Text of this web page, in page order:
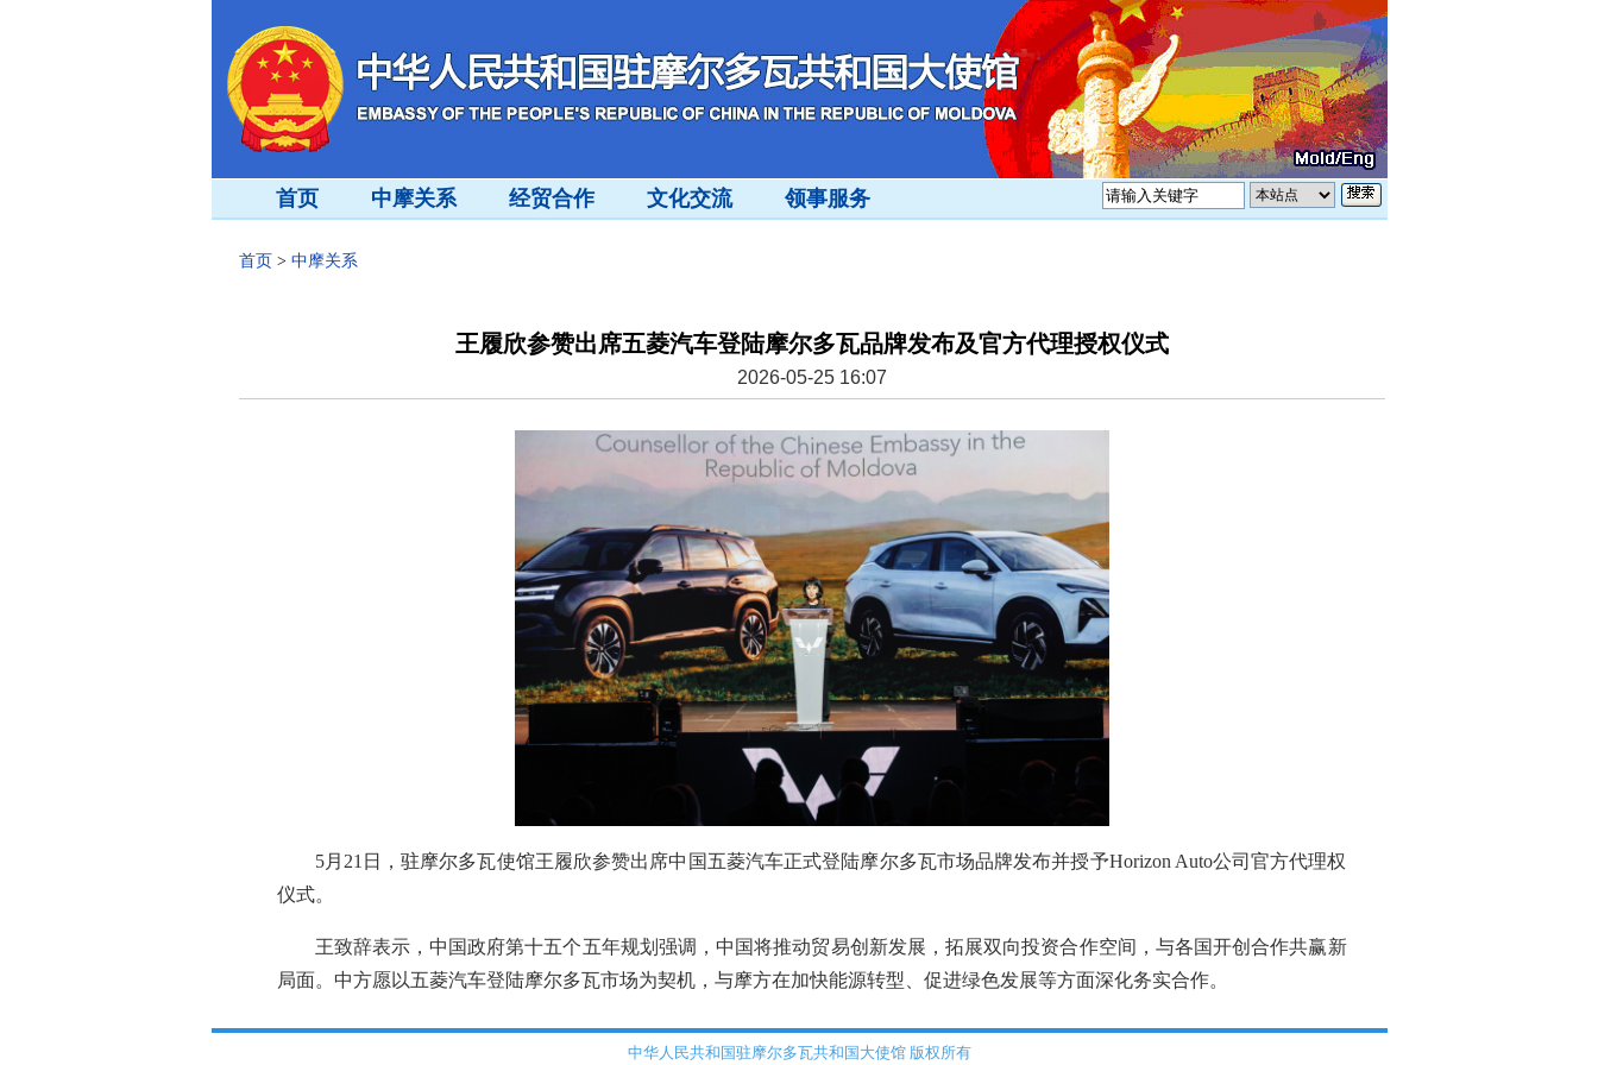
首页 中摩关系 经贸合作 文化交流 领事服务
首页 > 中摩关系
王履欣参赞出席五菱汽车登陆摩尔多瓦品牌发布及官方代理授权仪式
2026-05-25 16:07
5月21日，驻摩尔多瓦使馆王履欣参赞出席中国五菱汽车正式登陆摩尔多瓦市场品牌发布并授予Horizon Auto公司官方代理权
仪式。
王致辞表示，中国政府第十五个五年规划强调，中国将推动贸易创新发展，拓展双向投资合作空间，与各国开创合作共赢新
局面。中方愿以五菱汽车登陆摩尔多瓦市场为契机，与摩方在加快能源转型、促进绿色发展等方面深化务实合作。
中华人民共和国驻摩尔多瓦共和国大使馆 版权所有